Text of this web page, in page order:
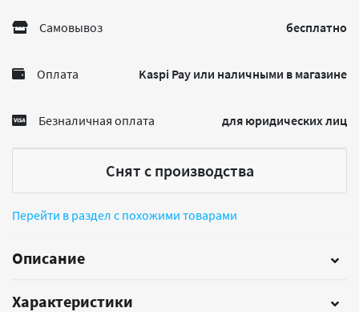
Самовывоз бесплатно
Оплата Kaspi Pay или наличными в магазине
Безналичная оплата для юридических лиц
Снят с производства
Перейти в раздел с похожими товарами
Описание
Характеристики